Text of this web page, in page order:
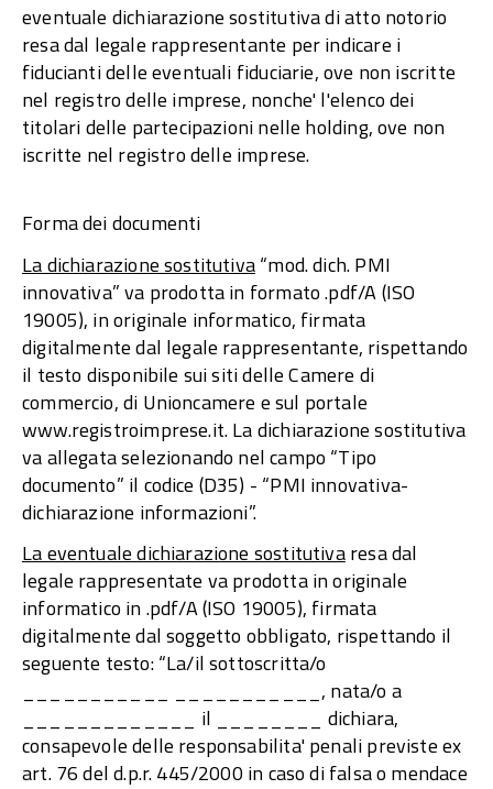
eventuale dichiarazione sostitutiva di atto notorio
resa dal legale rappresentante per indicare i
fiducianti delle eventuali fiduciarie, ove non iscritte
nel registro delle imprese, nonche' l'elenco dei
titolari delle partecipazioni nelle holding, ove non
iscritte nel registro delle imprese.
Forma dei documenti
La dichiarazione sostitutiva“mod. dich. PMI
innovativa” va prodotta in formato .pdf/A (ISO
19005), in originale informatico, firmata
digitalmente dal legale rappresentante, rispettando
il testo disponibile sui siti delle Camere di
commercio, di Unioncamere e sul portale
www.registroimprese.it. La dichiarazione sostitutiva
va allegata selezionando nel campo “Tipo
documento” il codice (D35) - “PMI innovativa-
dichiarazione informazioni”.
La eventuale dichiarazione sostitutivaresa dal
legale rappresentate va prodotta in originale
informatico in .pdf/A (ISO 19005), firmata
digitalmente dal soggetto obbligato, rispettando il
seguente testo: “La/il sottoscritta/o
___________ ___________, nata/o a
_____________ il ________ dichiara,
consapevole delle responsabilita' penali previste ex
art. 76 del d.p.r. 445/2000 in caso di falsa o mendace